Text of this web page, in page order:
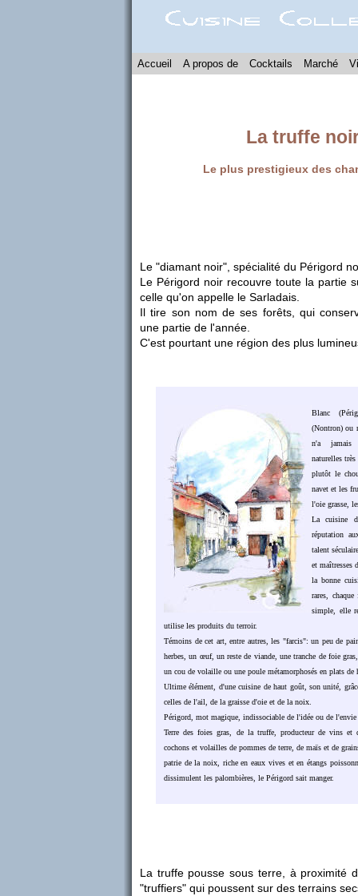
Accueil A propos de Cocktails Marché
La truffe
Le plus prestigieux des
Le "diamant noir", spécialité du Périgord
Le Périgord noir recouvre toute la partie
celle qu'on appelle le Sarladais.
Il tire son nom de ses forêts, qui
une partie de l'année.
C'est pourtant une région des plus
Blanc
(Nontron) ou
n'a jamais
naturelles
plutôt le
navet et les
l'oie grasse,
La cuisine
réputation
talent
et maîtresses
la bonne
rares,
simple, elle
utilise les produits du terroir.
Témoins de cet art, entre autres, les "farcis": un peu de
herbes, un œuf, un reste de viande, une tranche de foie
un cou de volaille ou une poule métamorphosés en plats de
Ultime élément, d'une cuisine de haut goût, son unité,
celles de l'ail, de la graisse d'oie et de la noix.
Périgord, mot magique, indissociable de l'idée ou de l'envie
Terre des foies gras, de la truffe, producteur de vins
cochons et volailles de pommes de terre, de maïs et de
patrie de la noix, riche en eaux vives et en étangs
dissimulent les palombières, le Périgord sait manger.
La truffe pousse sous terre, à proximité
"truffiers" qui poussent sur des terrains